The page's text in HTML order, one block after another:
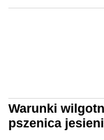
Warunki
pszenica